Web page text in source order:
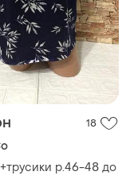
18
р.46-48 до